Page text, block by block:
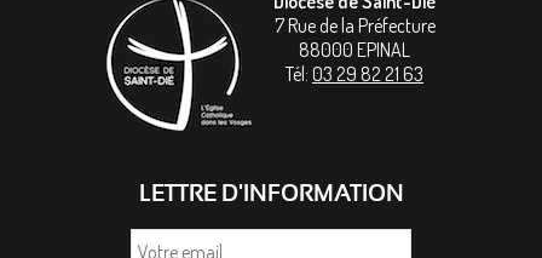
7 Rue de la Préfecture
88000 EPINAL
Tél: 03 29 82 21 63
LETTRE D'INFORMATION